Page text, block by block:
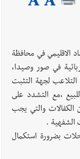
من 3 آلاف إلى 5 آلاف دولار شهرياً...
الاقليمي في محافظة
في صور وصيدا،
لجهة التثبت
،مع التشدد على
الكفالات والتي يجب
الشفهية .
بضرورة استكمال